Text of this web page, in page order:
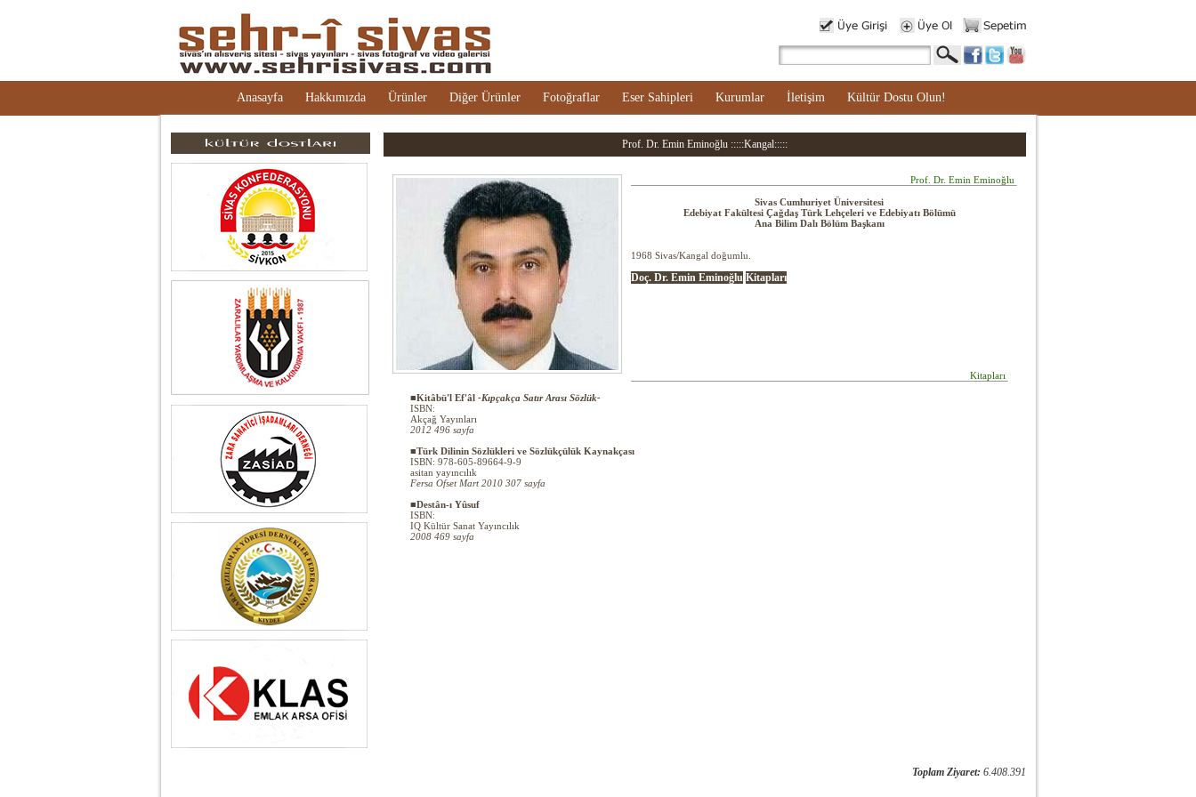
Anasayfa Hakkımızda Ürünler Diğer Ürünler Fotoğraflar Eser Sahipleri Kurumlar İletişim Kültür Dostu Olun!
Prof. Dr. Emin Eminoğlu :::::Kangal:::::
Prof. Dr. Emin Eminoğlu
Sivas Cumhuriyet Üniversitesi
Edebiyat Fakültesi Çağdaş Türk Lehçeleri ve Edebiyatı Bölümü
Ana Bilim Dalı Bölüm Başkanı
1968 Sivas/Kangal doğumlu.
Doç. Dr. Emin Eminoğlu Kitapları
Kitapları
■Kitâbü'l Ef'âl -Kıpçakça Satır Arası Sözlük-
ISBN:
Akçağ Yayınları
2012 496 sayfa
■Türk Dilinin Sözlükleri ve Sözlükçülük Kaynakçası
ISBN: 978-605-89664-9-9
asitan yayıncılık
Fersa Ofset Mart 2010 307 sayfa
■Destân-ı Yûsuf
ISBN:
IQ Kültür Sanat Yayıncılık
2008 469 sayfa
Toplam Ziyaret: 6.408.391